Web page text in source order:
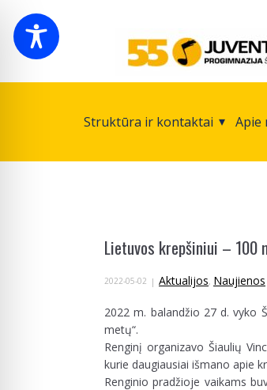
Struktūra ir kontaktai Apie
Lietuvos krepšiniui – 100
2022-05-02 Aktualijos, Naujienos
2022 m. balandžio 27 d. vyko
metų“.
Renginį organizavo Šiaulių
kurie daugiausiai išmano apie
Renginio pradžioje vaikams